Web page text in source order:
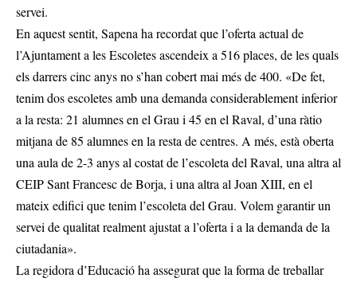
servei.
En aquest sentit, Sapena ha recordat que l’oferta actual de
l’Ajuntament a les Escoletes ascendeix a 516 places, de les quals
els darrers cinc anys no s’han cobert mai més de 400. «De fet,
tenim dos escoletes amb una demanda considerablement inferior
a la resta: 21 alumnes en el Grau i 45 en el Raval, d’una ràtio
mitjana de 85 alumnes en la resta de centres. A més, està oberta
una aula de 2-3 anys al costat de l’escoleta del Raval, una altra al
CEIP Sant Francesc de Borja, i una altra al Joan XIII, en el
mateix edifici que tenim l’escoleta del Grau. Volem garantir un
servei de qualitat realment ajustat a l’oferta i a la demanda de la
ciutadania».
La regidora d’Educació ha assegurat que la forma de treballar